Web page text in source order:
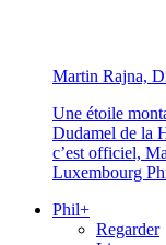
Martin Rajna,
Une étoile
Dudamel de la
c’est officiel,
Luxembourg
Phil+
Regarder